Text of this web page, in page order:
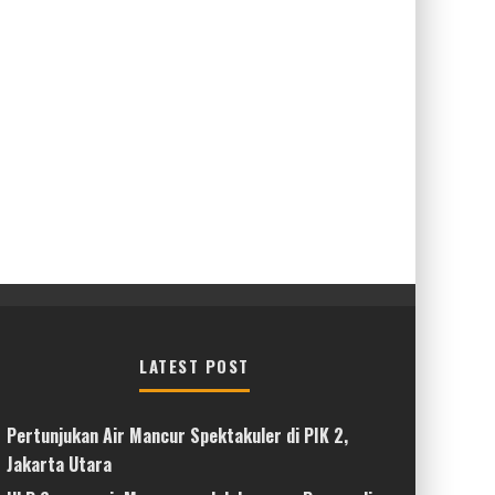
LATEST POST
Pertunjukan Air Mancur Spektakuler di PIK 2,
Jakarta Utara